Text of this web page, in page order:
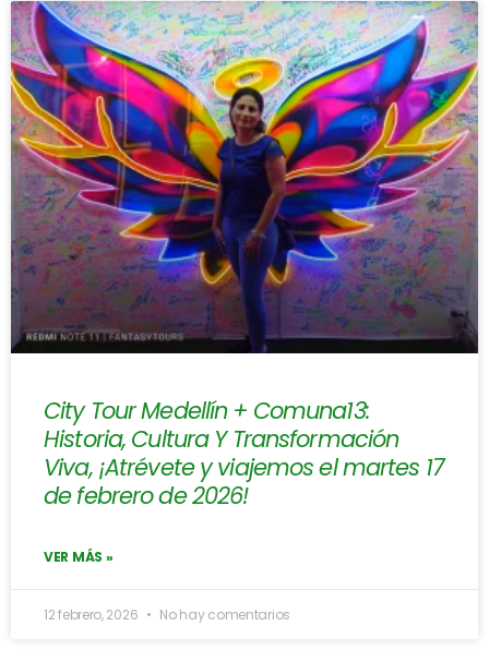
City Tour Medellín + Comuna13:
Historia, Cultura Y Transformación
Viva, ¡Atrévete y viajemos el martes 17
de febrero de 2026!
VER MÁS »
12 febrero, 2026 No hay comentarios